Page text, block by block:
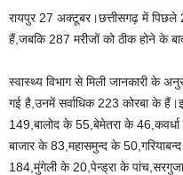
रायपुर 27 अक्टूबर।छत्तीसगढ़ में
हैं,जबकि 287 मरीजों को ठीक होने के
स्वास्थ्य विभाग से मिली जानकारी के
गई है,उनमें सर्वाधिक 223 कोरबा के
149,बालोद के 55,बेमेतरा के
बाजार के 83,महासमुन्द के
184,मुंगेली के 20,पेन्ड्रा के